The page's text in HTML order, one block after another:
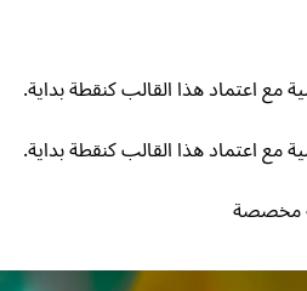
مع اعتماد هذا القالب كنقطة بداية.
مع اعتماد هذا القالب كنقطة بداية.
مخصصة